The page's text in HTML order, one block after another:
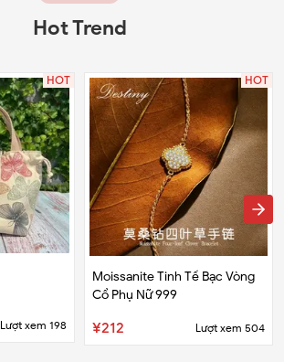
Hot Trend
HOT
Lượt xem 198
HOT
Moissanite Tinh Tế Bạc Vòng
Cổ Phụ Nữ 999
¥212 Lượt xem 504